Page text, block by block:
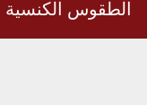
الطقوس الكنسية